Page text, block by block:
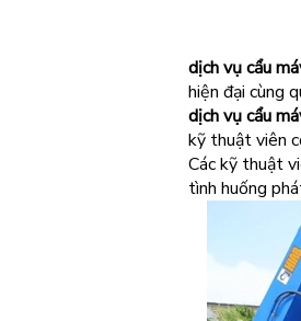
dịch vụ cẩu
hiện đại cùng
dịch vụ cẩu
kỹ thuật viên
Các kỹ thuật
tình huống